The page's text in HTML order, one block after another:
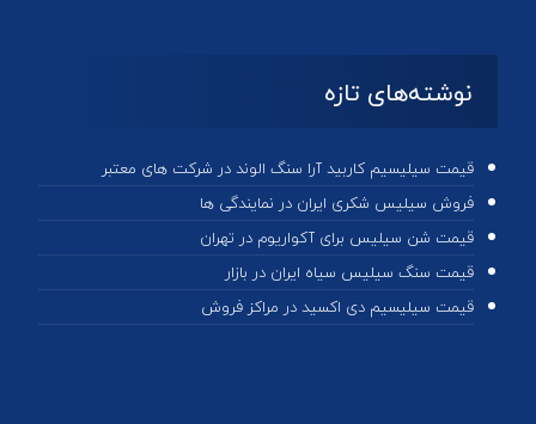
نوشته‌های تازه
قیمت سیلیسیم کاربید آرا سنگ الوند در شرکت های معتبر
فروش سیلیس شکری ایران در نمایندگی ها
قیمت شن سیلیس برای آکواریوم در تهران
قیمت سنگ سیلیس سیاه ایران در بازار
قیمت سیلیسیم دی اکسید در مراکز فروش